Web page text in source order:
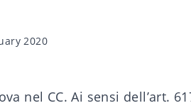
2020
nel CC. Ai sensi dell’art.